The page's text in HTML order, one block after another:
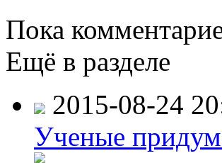
Пока
Ещё в разделе
2015-08-24
Ученые